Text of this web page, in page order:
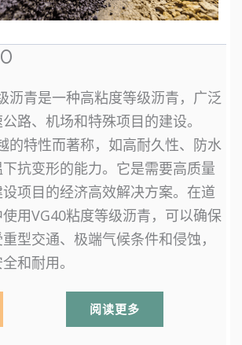
沥青是一种高粘度等级沥青，广泛
路、机场和特殊项目的建设。
的特性而著称，如高耐久性、防水
抗变形的能力。它是需要高质量
项目的经济高效解决方案。在道
用VG40粘度等级沥青，可以确保
型交通、极端气候条件和侵蚀，
和耐用。
阅读更多